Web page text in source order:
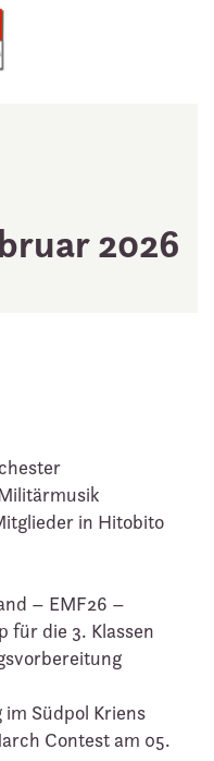
2026
in Hitobito
– EMF26 –
für die 3. Klassen
im Südpol Kriens
Contest am 05.